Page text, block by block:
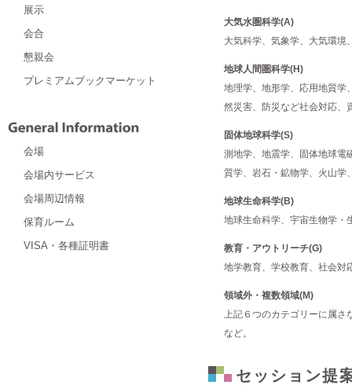
大気水圏科学(A)
大気科学、気象学、大気環境
地球人間圏科学(H)
地理学、地形学、応用地質学
然災害、防災など社会対応、
固体地球科学(S)
測地学、地震学、固体地球電
質学、岩石・鉱物学、火山学
地球生命科学(B)
地球生命科学、宇宙生物学・
教育・アウトリーチ(G)
地学教育、学校教育、社会対
領域外・複数領域(M)
上記６つのカテゴリーに属さ
など。
セッション提
展示
会合
懇親会
プレミアムブックマーケット
会場
会場内サービス
会場周辺情報
保育ルーム
VISA・各種証明書